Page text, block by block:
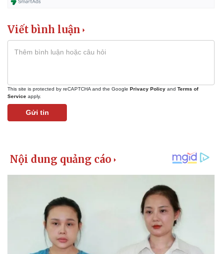
Khởi nghiệp
Viết bình luận
This site is protected by reCAPTCHA and the Google Privacy Policy and Terms of
Service apply.
Gửi tin